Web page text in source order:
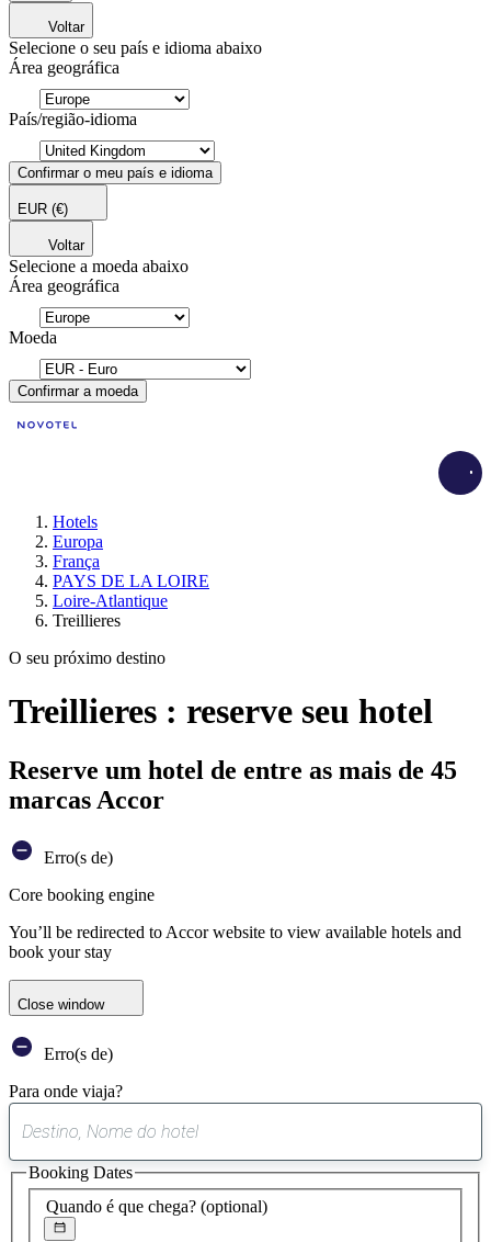
Voltar
Selecione o seu país e idioma abaixo
Área geográfica
País/região-idioma
Confirmar o meu país e idioma
EUR (€)
Voltar
Selecione a moeda abaixo
Área geográfica
Moeda
Confirmar a moeda
Hotels
Europa
França
PAYS DE LA LOIRE
Loire-Atlantique
Treillieres
O seu próximo destino
Treillieres : reserve seu hotel
Reserve um hotel de entre as mais de 45
marcas Accor
Erro(s de)
Core booking engine
You’ll be redirected to Accor website to view available hotels and
book your stay
Close window
Erro(s de)
Para onde viaja?
sugestão
encontrada
Quando é que chega? (optional)
Booking Dates